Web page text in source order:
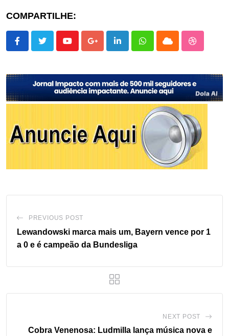
COMPARTILHE:
LinkedInWhatsappCloud
PREVIOUS POST
Lewandowski marca mais um, Bayern vence por 1
a 0 e é campeão da Bundesliga
NEXT POST
Cobra Venenosa: Ludmilla lança música nova e